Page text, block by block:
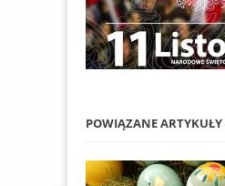
POWIĄZANE ARTYKUŁY